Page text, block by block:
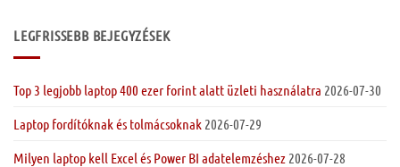
LEGFRISSEBB BEJEGYZÉSEK
Top 3 legjobb laptop 400 ezer forint alatt üzleti használatra 2026-07-30
Laptop fordítóknak és tolmácsoknak 2026-07-29
Milyen laptop kell Excel és Power BI adatelemzéshez 2026-07-28